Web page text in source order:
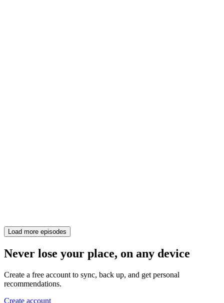
Load more episodes
Never lose your place, on any device
Create a free account to sync, back up, and get personal
recommendations.
Create account